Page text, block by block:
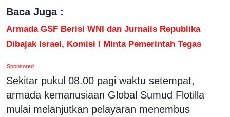
Baca Juga :
Armada GSF Berisi WNI dan Jurnalis Republika
Dibajak Israel, Komisi I Minta Pemerintah Tegas
Sponsored
Sekitar pukul 08.00 pagi waktu setempat,
armada kemanusiaan Global Sumud Flotilla
mulai melanjutkan pelayaran menembus